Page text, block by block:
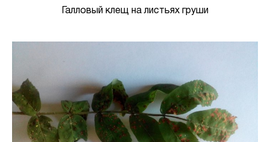
Галловый клещ на листьях груши